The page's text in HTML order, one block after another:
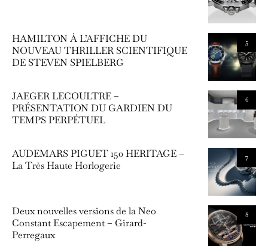
5
HAMILTON À L’AFFICHE DU
NOUVEAU THRILLER SCIENTIFIQUE
DE STEVEN SPIELBERG
6
JAEGER LECOULTRE –
PRÉSENTATION DU GARDIEN DU
TEMPS PERPÉTUEL
7
AUDEMARS PIGUET 150 HERITAGE –
La Très Haute Horlogerie
8
Deux nouvelles versions de la Neo
Constant Escapement – Girard-
Perregaux